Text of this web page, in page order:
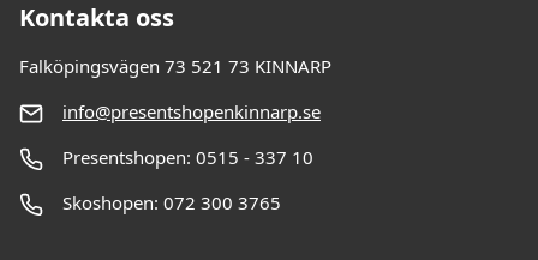
Kontakta oss
Falköpingsvägen 73 521 73 KINNARP
info@presentshopenkinnarp.se
Presentshopen: 0515 - 337 10
Skoshopen: 072 300 3765